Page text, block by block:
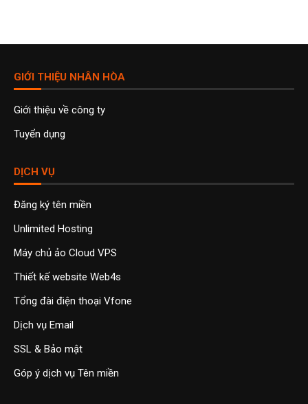
GIỚI THIỆU NHÂN HÒA
Giới thiệu về công ty
Tuyển dụng
DỊCH VỤ
Đăng ký tên miền
Unlimited Hosting
Máy chủ ảo Cloud VPS
Thiết kế website Web4s
Tổng đài điện thoại Vfone
Dịch vụ Email
SSL & Bảo mật
Góp ý dịch vụ Tên miền